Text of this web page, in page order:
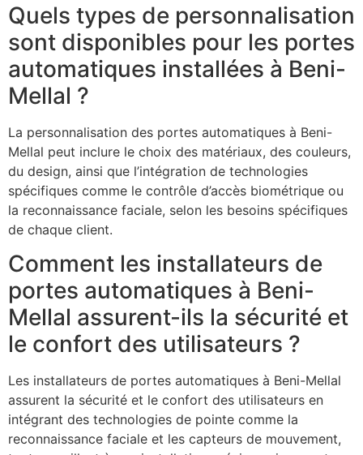
Quels types de personnalisation
sont disponibles pour les portes
automatiques installées à Beni-
Mellal ?
La personnalisation des portes automatiques à Beni-
Mellal peut inclure le choix des matériaux, des couleurs,
du design, ainsi que l’intégration de technologies
spécifiques comme le contrôle d’accès biométrique ou
la reconnaissance faciale, selon les besoins spécifiques
de chaque client.
Comment les installateurs de
portes automatiques à Beni-
Mellal assurent-ils la sécurité et
le confort des utilisateurs ?
Les installateurs de portes automatiques à Beni-Mellal
assurent la sécurité et le confort des utilisateurs en
intégrant des technologies de pointe comme la
reconnaissance faciale et les capteurs de mouvement,